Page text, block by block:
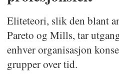
Eliteteori, slik den blant
Pareto og Mills, tar
enhver organisasjon
grupper over tid.